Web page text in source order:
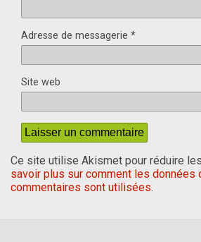
Adresse de messagerie *
Site web
Ce site utilise Akismet pour réduire
savoir plus sur comment les données
commentaires sont utilisées.